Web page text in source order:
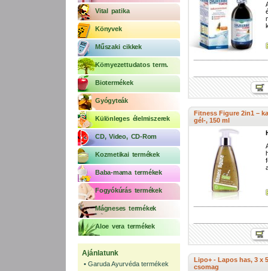
Vital patika
Könyvek
Műszaki cikkek
Környezettudatos term.
Biotermékek
Gyógyteák
Különleges élelmiszerek
CD, Video, CD-Rom
Kozmetikai termékek
Baba-mama termékek
Fogyókúrás termékek
Mágneses termékek
Aloe vera termékek
Ajánlatunk
• Garuda Ayurvéda termékek
Fitness Figure 2in1 –
gél-, 150 ml
Lipo+ - Lapos has, 3 x
csomag